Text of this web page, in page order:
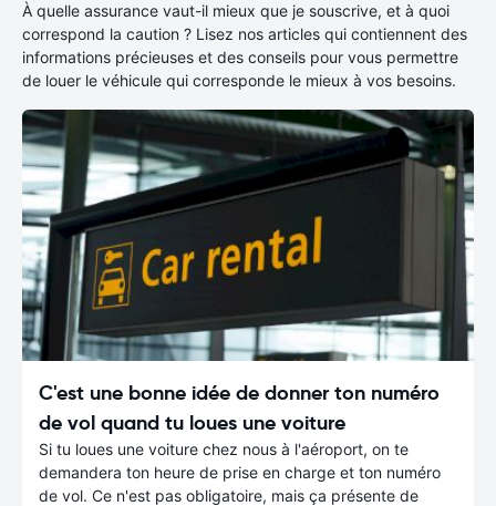
À quelle assurance vaut-il mieux que je souscrive, et à quoi
correspond la caution ? Lisez nos articles qui contiennent des
informations précieuses et des conseils pour vous permettre
de louer le véhicule qui corresponde le mieux à vos besoins.
C'est une bonne idée de donner ton numéro
de vol quand tu loues une voiture
Si tu loues une voiture chez nous à l'aéroport, on te
demandera ton heure de prise en charge et ton numéro
de vol. Ce n'est pas obligatoire, mais ça présente de